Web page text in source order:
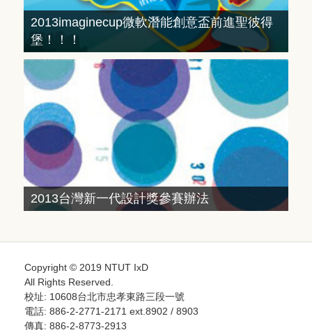
2013imaginecup微軟潛能創意盃前進聖彼得
堡！！！
2013台灣新一代設計獎參賽辦法
Copyright © 2019 NTUT IxD
All Rights Reserved.
校址: 10608台北市忠孝東路三段一號
電話: 886-2-2771-2171 ext.8902 / 8903
傳真: 886-2-8773-2913